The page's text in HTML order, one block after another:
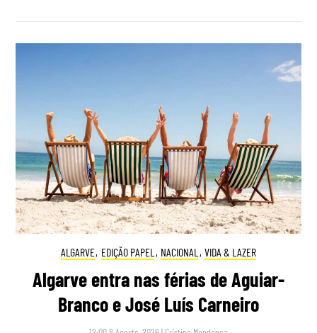
ALGARVE, EDIÇÃO PAPEL , NACIONAL , VIDA & LAZER
Algarve entra nas férias de Aguiar-
Branco e José Luís Carneiro